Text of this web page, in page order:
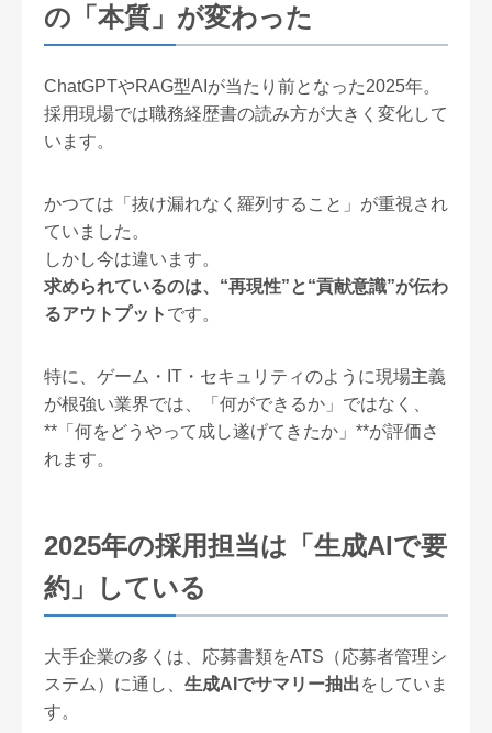
の「本質」が変わった
ChatGPTやRAG型AIが当たり前となった2025年。
採用現場では職務経歴書の読み方が大きく変化して
います。
かつては「抜け漏れなく羅列すること」が重視され
ていました。
しかし今は違います。
求められているのは、“再現性”と“貢献意識”が伝わ
るアウトプット です。
特に、ゲーム・IT・セキュリティのように現場主義
が根強い業界では、「何ができるか」ではなく、
**「何をどうやって成し遂げてきたか」**が評価さ
れます。
2025年の採用担当は「生成AIで要
約」している
大手企業の多くは、応募書類をATS（応募者管理シ
ステム）に通し、 生成AIでサマリー抽出をしていま
す。